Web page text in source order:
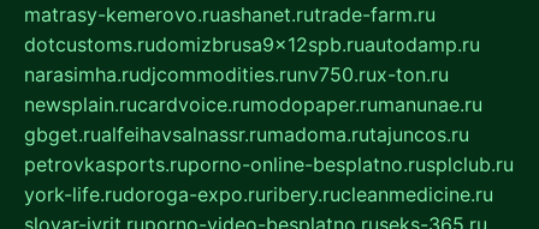
matrasy-kemerovo.ruashanet.rutrade-farm.ru
dotcustoms.rudomizbrusa9x12spb.ruautodamp.ru
narasimha.rudjcommodities.runv750.rux-ton.ru
newsplain.rucardvoice.rumodopaper.rumanunae.ru
gbget.rualfeihavsalnassr.rumadoma.rutajuncos.ru
petrovkasports.ruporno-online-besplatno.rusplclub.ru
york-life.rudoroga-expo.ruribery.rucleanmedicine.ru
slovar-ivrit.ruporno-video-besplatno.ruseks-365.ru